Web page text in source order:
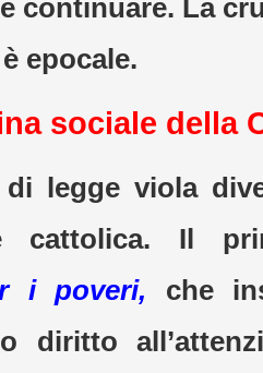
continuare. La
epocale.
sociale della
di legge viola
cattolica. Il
i poveri, che
diritto